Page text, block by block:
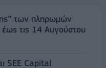
των πληρωμών
τις 14 Αυγούστου
SEE Capital